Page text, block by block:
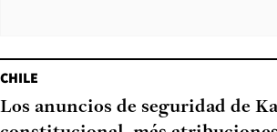
CHILE
Los anuncios de seguridad de